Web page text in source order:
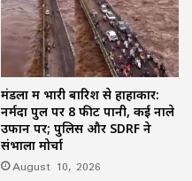
मंडला में भारी बारिश से हाहाकार:
नर्मदा पुल पर 8 फीट पानी, कई नाले
उफान पर; पुलिस और SDRF ने
संभाला मोर्चा
August 10, 2026